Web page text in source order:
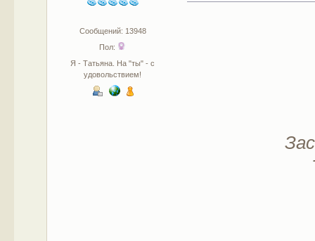
Сообщений: 13948
Пол:
Я - Татьяна. На "ты" - с
удовольствием!